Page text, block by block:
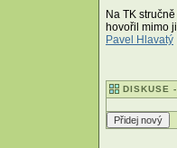
Na TK
hovořil mimo
Pavel Hlavatý
DISKUSE